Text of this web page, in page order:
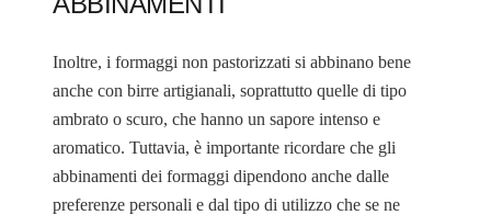
Inoltre, i formaggi non pastorizzati si abbinano bene
anche con birre artigianali, soprattutto quelle di tipo
ambrato o scuro, che hanno un sapore intenso e
aromatico. Tuttavia, è importante ricordare che gli
abbinamenti dei formaggi dipendono anche dalle
preferenze personali e dal tipo di utilizzo che se ne